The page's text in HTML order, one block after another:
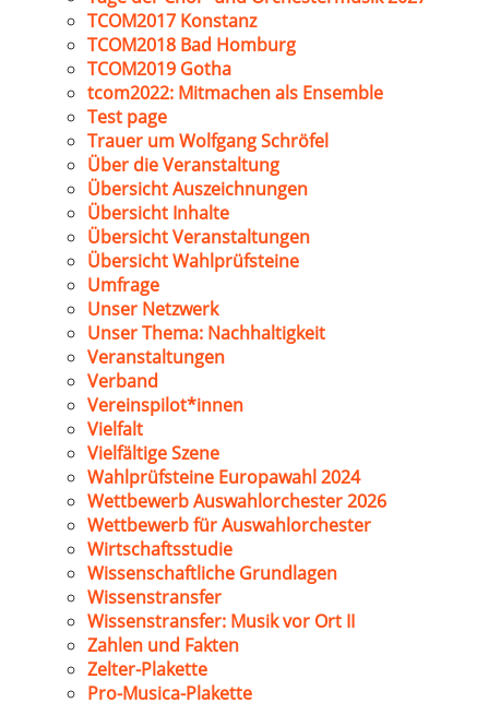
TCOM2017 Konstanz
TCOM2018 Bad Homburg
TCOM2019 Gotha
tcom2022: Mitmachen als Ensemble
Test page
Trauer um Wolfgang Schröfel
Über die Veranstaltung
Übersicht Auszeichnungen
Übersicht Inhalte
Übersicht Veranstaltungen
Übersicht Wahlprüfsteine
Umfrage
Unser Netzwerk
Unser Thema: Nachhaltigkeit
Veranstaltungen
Verband
Vereinspilot*innen
Vielfalt
Vielfältige Szene
Wahlprüfsteine Europawahl 2024
Wettbewerb Auswahlorchester 2026
Wettbewerb für Auswahlorchester
Wirtschaftsstudie
Wissenschaftliche Grundlagen
Wissenstransfer
Wissenstransfer: Musik vor Ort II
Zahlen und Fakten
Zelter-Plakette
Pro-Musica-Plakette